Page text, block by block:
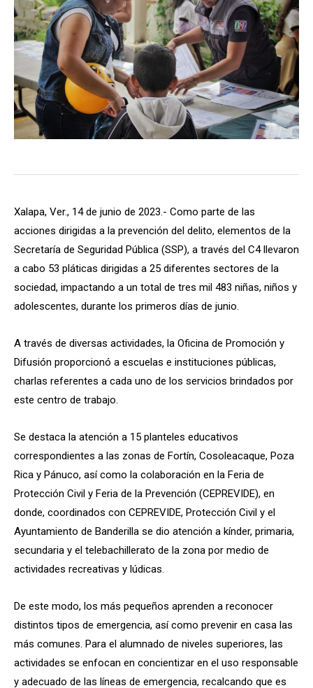
Xalapa, Ver., 14 de junio de 2023.- Como parte de las
acciones dirigidas a la prevención del delito, elementos de la
Secretaría de Seguridad Pública (SSP), a través del C4 llevaron
a cabo 53 pláticas dirigidas a 25 diferentes sectores de la
sociedad, impactando a un total de tres mil 483 niñas, niños y
adolescentes, durante los primeros días de junio.
A través de diversas actividades, la Oficina de Promoción y
Difusión proporcionó a escuelas e instituciones públicas,
charlas referentes a cada uno de los servicios brindados por
este centro de trabajo.
Se destaca la atención a 15 planteles educativos
correspondientes a las zonas de Fortín, Cosoleacaque, Poza
Rica y Pánuco, así como la colaboración en la Feria de
Protección Civil y Feria de la Prevención (CEPREVIDE), en
donde, coordinados con CEPREVIDE, Protección Civil y el
Ayuntamiento de Banderilla se dio atención a kínder, primaria,
secundaria y el telebachillerato de la zona por medio de
actividades recreativas y lúdicas.
De este modo, los más pequeños aprenden a reconocer
distintos tipos de emergencia, así como prevenir en casa las
más comunes. Para el alumnado de niveles superiores, las
actividades se enfocan en concientizar en el uso responsable
y adecuado de las líneas de emergencia, recalcando que es